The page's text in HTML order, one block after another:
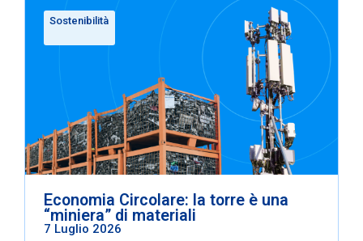
Sostenibilità
Economia Circolare: la torre è una
“miniera” di materiali
7 Luglio 2026